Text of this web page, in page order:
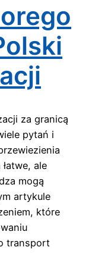
za granicą
pytań i
ale
mogą
artykule
które
transport